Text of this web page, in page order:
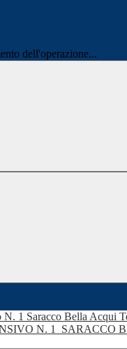
dell'operazione...
N. 1
SARACCO